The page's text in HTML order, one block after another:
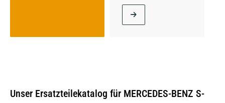
Unser Ersatzteilekatalog für MERCEDES-BENZ S-